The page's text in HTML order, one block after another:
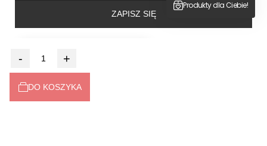
- +
DO KOSZYKA
ZAPISZ SIĘ
4.9
Na podstawie